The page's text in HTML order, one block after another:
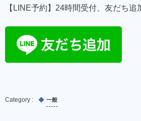
【LINE予約】24時間受付、友だち
一般